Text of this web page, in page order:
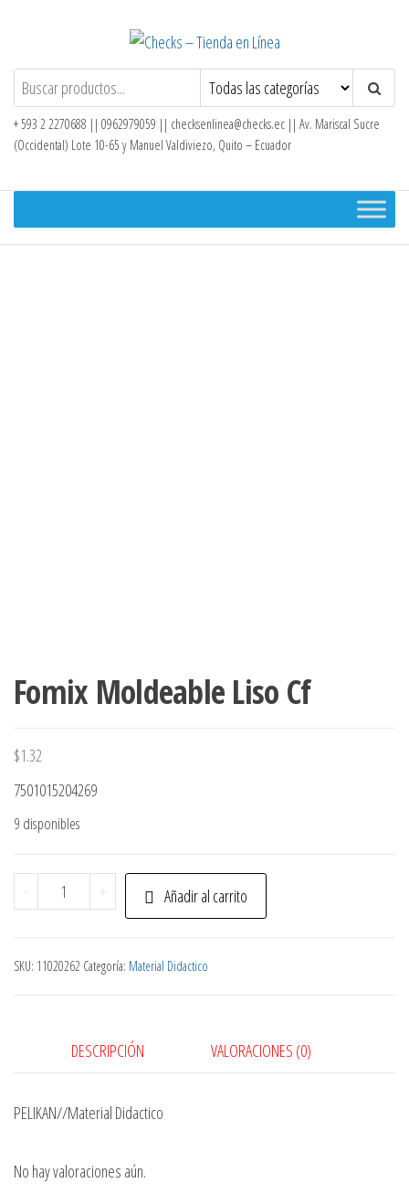
contenido
Checks – Tienda en Línea
+ 593 2 2270688 || 0962979059 || checksenlinea@checks.ec || Av. Mariscal Sucre
(Occidental) Lote 10-65 y Manuel Valdiviezo, Quito – Ecuador
Fomix Moldeable Liso Cf
$1.32
7501015204269
9 disponibles
-
Fomix
Moldeable
Cf
+ Añadir al carrito
SKU: 11020262 Categoría: Material Didactico
DESCRIPCIÓN VALORACIONES (0)
PELIKAN//Material Didactico
No hay valoraciones aún.